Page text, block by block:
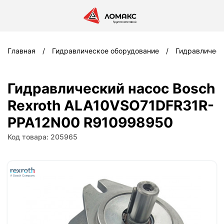
Главная Гидравлическое оборудование
Гидравлический насос Bosch
Rexroth ALA10VSO71DFR31R-
PPA12N00 R910998950
Код товара: 205965